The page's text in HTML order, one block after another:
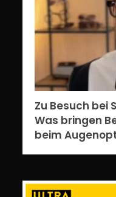
Zu Besuch bei
Was bringen
beim